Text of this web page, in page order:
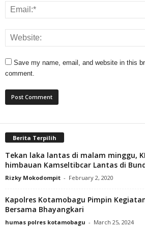
Save my name, email, and website in this
comment.
Berita Terpilih
Tekan laka lantas di malam minggu,
himbauan Kamseltibcar Lantas di
Rizky Mokodompit - February 2, 2020
Kapolres Kotamobagu Pimpin
Bersama Bhayangkari
humas polres kotamobagu - March 25, 2024